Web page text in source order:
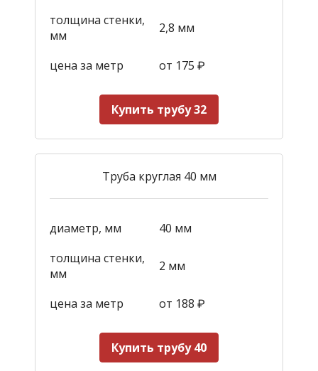
толщина стенки,
мм
2,8 мм
цена за метр от 175 ₽
Купить трубу 32
Труба круглая 40 мм
диаметр, мм
40 мм
толщина стенки,
мм
2 мм
цена за метр от 188 ₽
Купить трубу 40